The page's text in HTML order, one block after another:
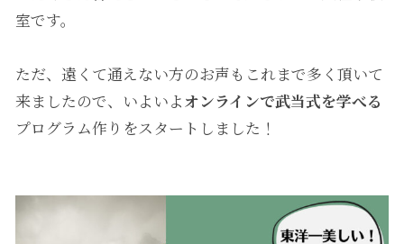
室です。
ただ、遠くて通えない方のお声もこれまで多く頂いて
来ましたので、いよいよオンラインで武当式を学べる
プログラム作りをスタートしました！